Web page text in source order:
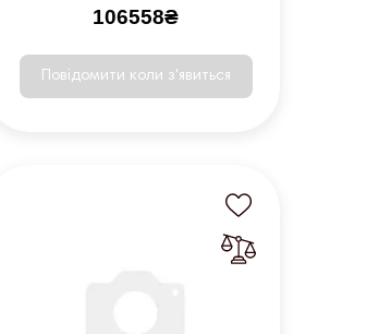
106558₴
Повідомити коли з'явиться